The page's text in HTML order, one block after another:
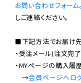
お問い合わせフォーム
しご連絡ください。
■下記方法でお届け先
・受注メール(注文完
・MYページの購入
→会員ページへロ